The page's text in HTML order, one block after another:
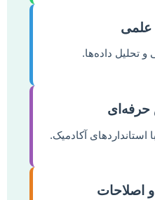
علمی
داده‌ها.
آکادمیک.
اصلاحات